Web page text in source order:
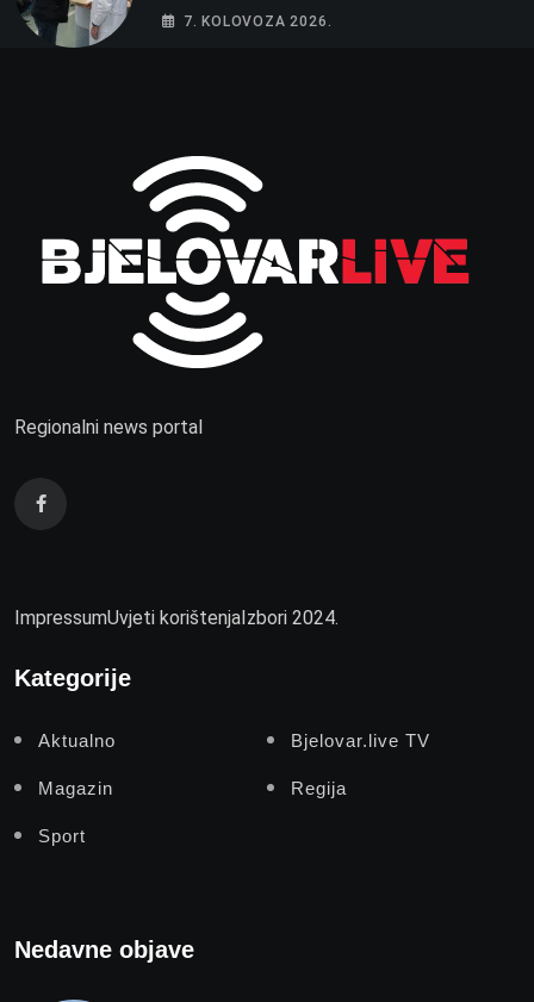
vikao na djelatnike
7. KOLOVOZA 2026.
Regionalni news portal
ImpressumUvjeti korištenjaIzbori 2024.
Kategorije
Aktualno Bjelovar.live TV
Magazin Regija
Sport
Nedavne objave